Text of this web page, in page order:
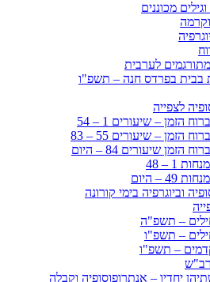
מכוננים
וקרמה
לערבית
בבית בפרדס חנה – תשפ"ו
לצפייה
הזמן – שיעורים 1 – 54
הזמן – שיעורים 55 – 83
הזמן שיעורים 84 – היום
1 – 48
– היום
וביוגרפיה בימי קורונה
– תשפ"ה
– תשפ"ו
– תשפ"ו
יחדיו – אנתרופוסופיה וקבלה